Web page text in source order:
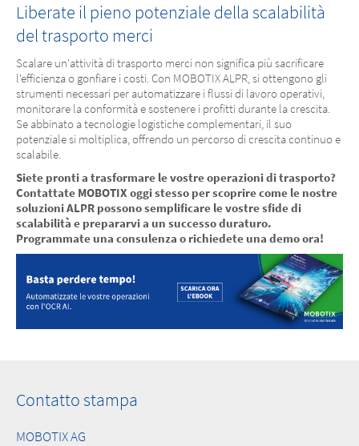
Liberate il pieno potenziale della scalabilità
del trasporto merci
Scalare un'attività di trasporto merci non significa più sacrificare
l'efficienza o gonfiare i costi. Con MOBOTIX ALPR, si ottengono gli
strumenti necessari per automatizzare i flussi di lavoro operativi,
monitorare la conformità e sostenere i profitti durante la crescita.
Se abbinato a tecnologie logistiche complementari, il suo
potenziale si moltiplica, offrendo un percorso di crescita continuo e
scalabile.
Siete pronti a trasformare le vostre operazioni di trasporto?
Contattate MOBOTIX oggi stesso per scoprire come le nostre
soluzioni ALPR possono semplificare le vostre sfide di
scalabilità e prepararvi a un successo duraturo.
Programmate una consulenza o richiedete una demo ora!
Contatto stampa
MOBOTIX AG